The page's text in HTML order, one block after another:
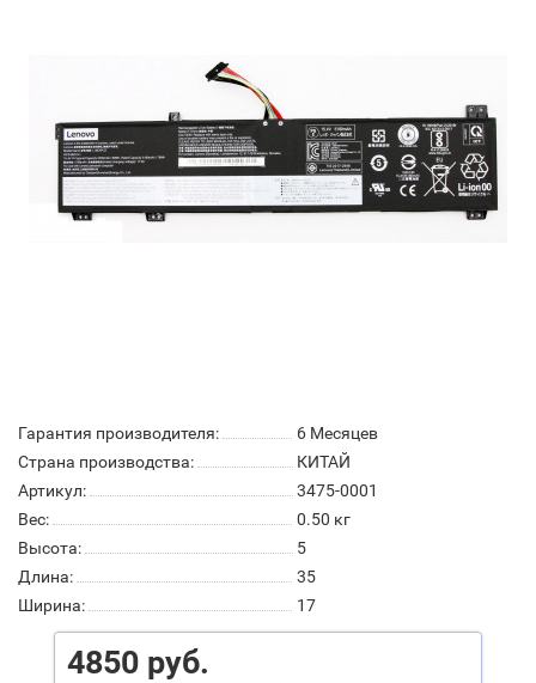
Гарантия производителя:
6 Месяцев
Страна производства:
КИТАЙ
Артикул:
3475-0001
Вес:
0.50 кг
Высота:
5
Длина:
35
Ширина:
17
4850 руб.